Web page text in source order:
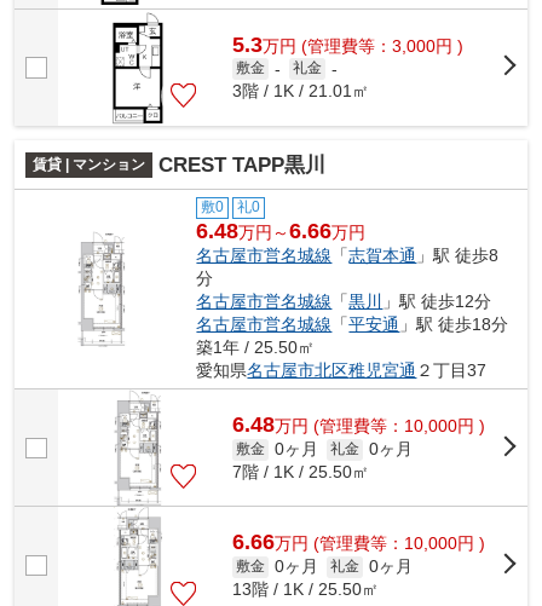
5.3万円 (管理費等：3,000円 )
敷金 - 礼金 -
3階 / 1K / 21.01㎡
賃貸 | マンション CREST TAPP黒川
敷0 礼0
6.48万円～6.66万円
名古屋市営名城線 「志賀本通 」駅 徒歩8
分
名古屋市営名城線 「黒川 」駅 徒歩12分
名古屋市営名城線 「平安通 」駅 徒歩18分
築1年 / 25.50㎡
愛知県名古屋市北区稚児宮通 ２丁目37
6.48万円 (管理費等：10,000円 )
敷金 0ヶ月 礼金 0ヶ月
7階 / 1K / 25.50㎡
6.66万円 (管理費等：10,000円 )
敷金 0ヶ月 礼金 0ヶ月
13階 / 1K / 25.50㎡